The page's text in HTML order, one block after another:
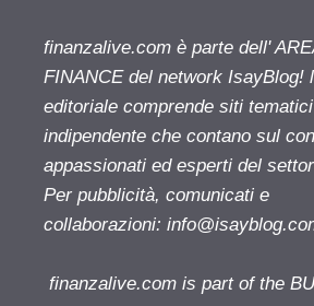
finanzalive.com è parte dell'
FINANCE del network IsayBlog!
editoriale comprende siti
indipendente che contano sul
appassionati ed esperti del
Per pubblicità, comunicati e
collaborazioni:
finanzalive.com is part of the